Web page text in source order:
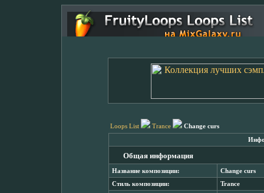
Loops List Trance Change curs
Общая информация
Название композиции: Change curs
Стиль композиции: Trance